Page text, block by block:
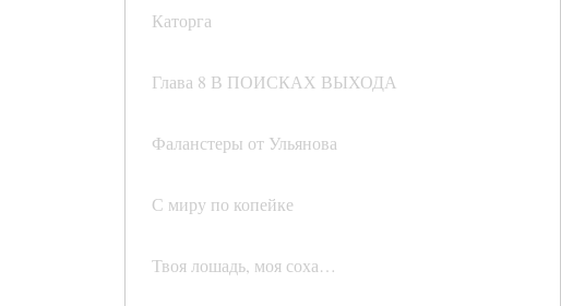
Каторга
Глава 8 В ПОИСКАХ ВЫХОДА
Фаланстеры от Ульянова
С миру по копейке
Твоя лошадь, моя соха…